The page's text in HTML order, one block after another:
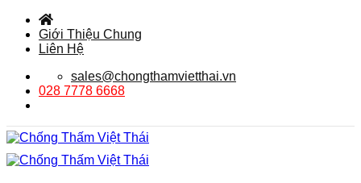
qua
Giới Thiệu Chung
Liên Hệ
sales@chongthamvietthai.vn
028 7778 6668